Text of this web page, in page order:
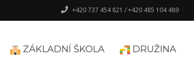
+420 737 454 821 / +420 485 104 489
ZÁKLADNÍ ŠKOLA DRUŽINA